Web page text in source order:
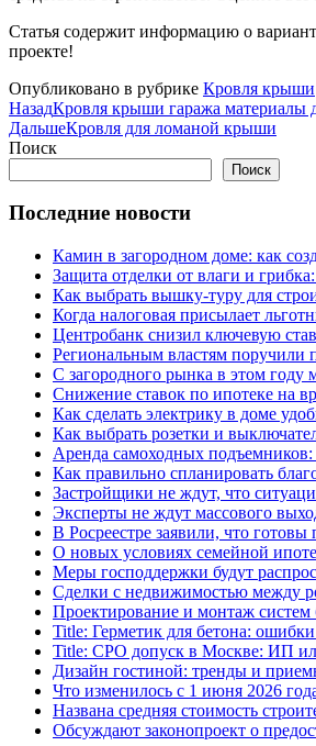
Статья содержит информацию о
проекте!
Опубликовано в рубрике Кровля крыши
НазадКровля крыши гаража материалы
ДальшеКровля для ломаной крыши
Поиск
Поиск
Последние новости
Камин в загородном доме: как
Защита отделки от влаги и
Как выбрать вышку-туру для
Когда налоговая присылает
Центробанк снизил ключевую
Региональным властям поручили
С загородного рынка в этом году
Снижение ставок по ипотеке на
Как сделать электрику в доме
Как выбрать розетки и
Аренда самоходных подъемников:
Как правильно спланировать
Застройщики не ждут, что
Эксперты не ждут массового
В Росреестре заявили, что
О новых условиях семейной
Меры господдержки будут
Сделки с недвижимостью между
Проектирование и монтаж
Title: Герметик для бетона:
Title: СРО допуск в Москве: ИП
Дизайн гостиной: тренды и
Что изменилось с 1 июня 2026
Названа средняя стоимость
Обсуждают законопроект о